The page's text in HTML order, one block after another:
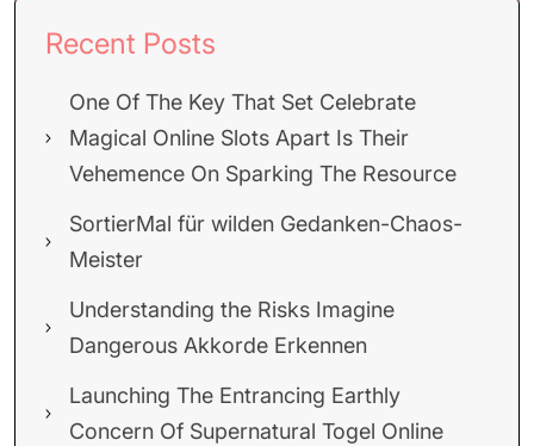
Recent Posts
One Of The Key That Set Celebrate
Magical Online Slots Apart Is Their
Vehemence On Sparking The Resource
SortierMal für wilden Gedanken-Chaos-
Meister
Understanding the Risks Imagine
Dangerous Akkorde Erkennen
Launching The Entrancing Earthly
Concern Of Supernatural Togel Online